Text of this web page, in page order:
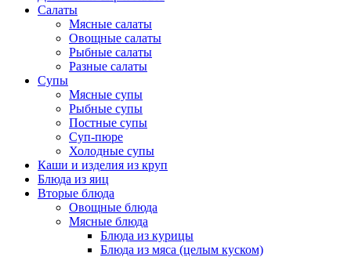
Салаты
Мясные салаты
Овощные салаты
Рыбные салаты
Разные салаты
Супы
Мясные супы
Рыбные супы
Постные супы
Суп-пюре
Холодные супы
Каши и изделия из круп
Блюда из яиц
Вторые блюда
Овощные блюда
Мясные блюда
Блюда из курицы
Блюда из мяса (целым куском)